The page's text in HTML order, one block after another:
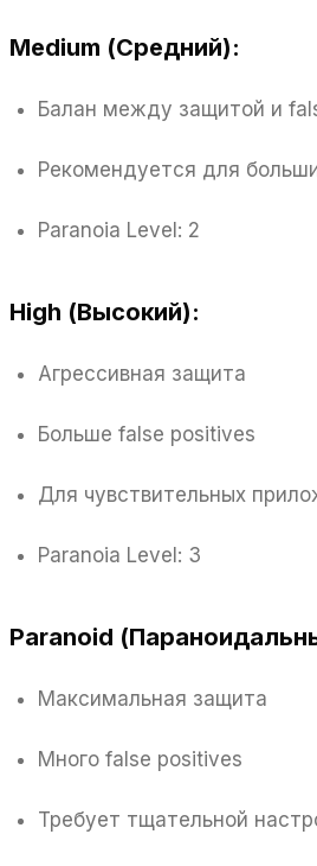
Medium (Средний):
Балан между защитой и
Рекомендуется для
Paranoia Level: 2
High (Высокий):
Агрессивная защита
Больше false positives
Для чувствительных
Paranoia Level: 3
Paranoid
Максимальная защита
Много false positives
Требует тщательной